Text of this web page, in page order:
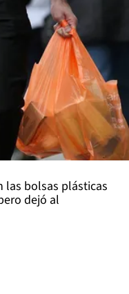
las bolsas plásticas
dejó al